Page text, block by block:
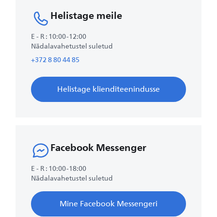
Helistage meile
E - R : 10:00-12:00
Nädalavahetustel suletud
+372 8 80 44 85
Helistage klienditeenindusse
Facebook Messenger
E - R : 10:00-18:00
Nädalavahetustel suletud
Mine Facebook Messengeri